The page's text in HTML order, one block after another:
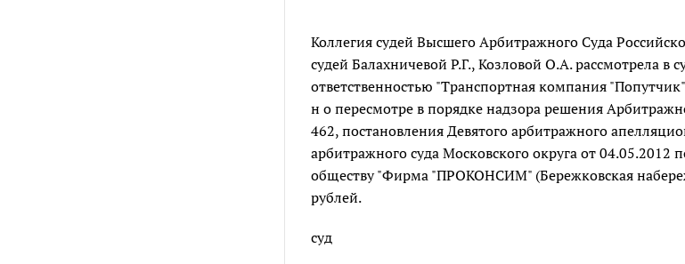
Коллегия судей Высшего Арбитражного Суда
судей Балахничевой Р.Г., Козловой О.А. рассмотрела в
ответственностью "Транспортная компания
н о пересмотре в порядке надзора решения
462, постановления Девятого арбитражного
арбитражного суда Московского округа от
обществу "Фирма "ПРОКОНСИМ" (Бережковская
рублей.
суд